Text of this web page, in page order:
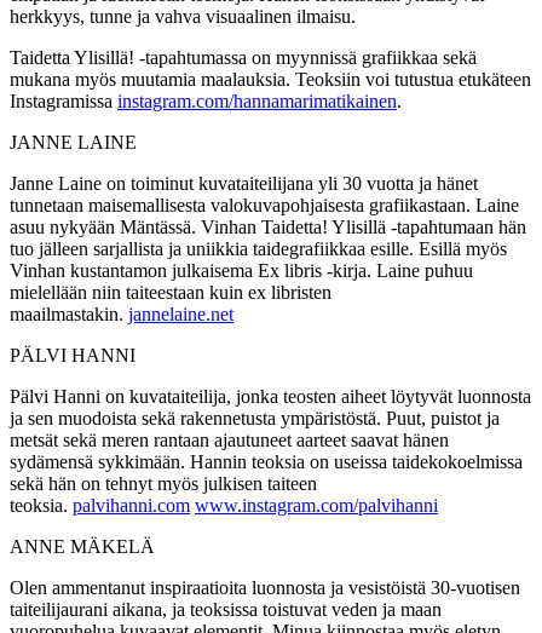
herkkyys, tunne ja vahva visuaalinen ilmaisu.
Taidetta Ylisillä! -tapahtumassa on myynnissä grafiikkaa sekä
mukana myös muutamia maalauksia. Teoksiin voi tutustua etukäteen
Instagramissa instagram.com/hannamarimatikainen.
JANNE LAINE
Janne Laine on toiminut kuvataiteilijana yli 30 vuotta ja hänet
tunnetaan maisemallisesta valokuvapohjaisesta grafiikastaan. Laine
asuu nykyään Mäntässä. Vinhan Taidetta! Ylisillä -tapahtumaan hän
tuo jälleen sarjallista ja uniikkia taidegrafiikkaa esille. Esillä myös
Vinhan kustantamon julkaisema Ex libris -kirja. Laine puhuu
mielellään niin taiteestaan kuin ex libristen
maailmastakin. jannelaine.net
PÄLVI HANNI
Pälvi Hanni on kuvataiteilija, jonka teosten aiheet löytyvät luonnosta
ja sen muodoista sekä rakennetusta ympäristöstä. Puut, puistot ja
metsät sekä meren rantaan ajautuneet aarteet saavat hänen
sydämensä sykkimään. Hannin teoksia on useissa taidekokoelmissa
sekä hän on tehnyt myös julkisen taiteen
teoksia. palvihanni.com www.instagram.com/palvihanni
ANNE MÄKELÄ
Olen ammentanut inspiraatioita luonnosta ja vesistöistä 30-vuotisen
taiteilijaurani aikana, ja teoksissa toistuvat veden ja maan